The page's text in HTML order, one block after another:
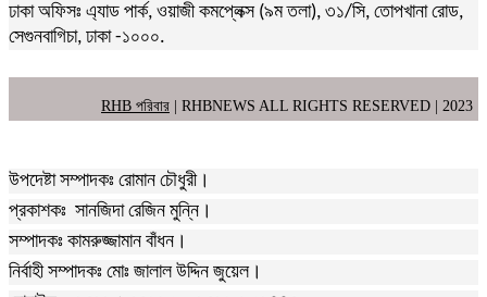
ঢাকা অফিসঃ এ্যাড পার্ক, ওয়াজী কমপ্লেক্স (৯ম তলা), ৩১/সি, তোপখানা রোড,
সেগুনবাগিচা, ঢাকা -১০০০.
RHB পরিবার | RHBNEWS ALL RIGHTS RESERVED | 2023
উপদেষ্টা সম্পাদকঃ রোমান চৌধুরী।
প্রকাশকঃ সানজিদা রেজিন মুন্নি।
সম্পাদকঃ কামরুজ্জামান বাঁধন।
নির্বাহী সম্পাদকঃ মোঃ জালাল উদ্দিন জুয়েল।